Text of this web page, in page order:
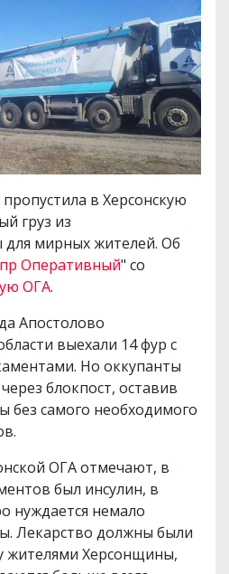
в Херсонскую
груз из
мирных жителей. Об
Оперативный" со
ОГА.
Апостолово
выехали 14 фур с
Но оккупанты
блокпост, оставив
без самого необходимого
ОГА отмечают, в
был инсулин, в
нуждается немало
Лекарство должны были
жителями Херсонщины,